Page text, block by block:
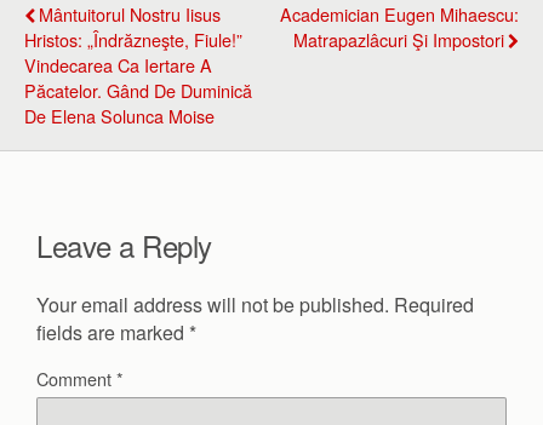
Mântuitorul Nostru Iisus
Hristos: „Îndrăzneşte, Fiule!”
Vindecarea Ca Iertare A
Păcatelor. Gând De Duminică
De Elena Solunca Moise
Academician Eugen Mihaescu:
Matrapazlâcuri Şi Impostori
Leave a Reply
Your email address will not be published. Required
fields are marked *
Comment*